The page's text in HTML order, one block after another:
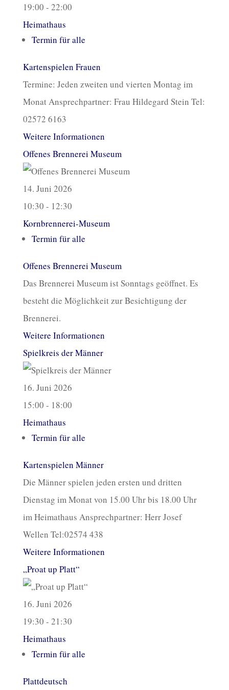
19:00 - 22:00
Heimathaus
Termin für alle
Kartenspielen Frauen
Termine: Jeden zweiten und vierten Montag im
Monat Ansprechpartner: Frau Hildegard Stein Tel:
02572 6163
Weitere Informationen
Offenes Brennerei Museum
14. Juni 2026
10:30 - 12:30
Kornbrennerei-Museum
Termin für alle
Offenes Brennerei Museum
Das Brennerei Museum ist Sonntags geöffnet. Es
besteht die Möglichkeit zur Besichtigung der
Brennerei.
Weitere Informationen
Spielkreis der Männer
16. Juni 2026
15:00 - 18:00
Heimathaus
Termin für alle
Kartenspielen Männer
Die Männer spielen jeden ersten und dritten
Dienstag im Monat von 15.00 Uhr bis 18.00 Uhr
im Heimathaus Ansprechpartner: Herr Josef
Wellen Tel:02574 438
Weitere Informationen
„Proat up Platt“
16. Juni 2026
19:30 - 21:30
Heimathaus
Termin für alle
Plattdeutsch